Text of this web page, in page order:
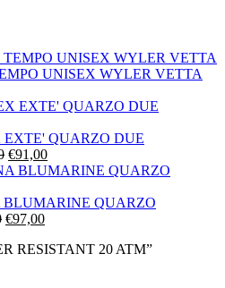
UNISEX WYLER VETTA
QUARZO DUE
Il
prezzo
era:
€130,00.
€91,00Il
prezzo
è:
QUARZO
Il
originale
€97,00Il
attuale
RESISTANT 20 ATM”